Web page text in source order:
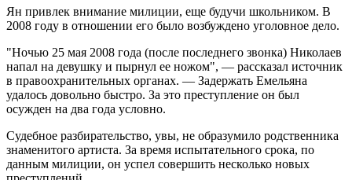
Ян привлек внимание милиции, еще будучи школьником. В
2008 году в отношении его было возбуждено уголовное дело.
"Ночью 25 мая 2008 года (после последнего звонка) Николаев
напал на девушку и пырнул ее ножом", — рассказал источник
в правоохранительных органах. — Задержать Емельяна
удалось довольно быстро. За это преступление он был
осужден на два года условно.
Судебное разбирательство, увы, не образумило родственника
знаменитого артиста. За время испытательного срока, по
данным милиции, он успел совершить несколько новых